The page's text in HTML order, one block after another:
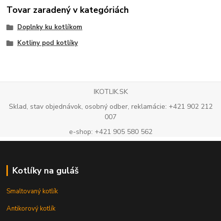
Tovar zaradený v kategóriách
Doplnky ku kotlíkom
Kotliny pod kotlíky
IKOTLIK.SK
Sklad, stav objednávok, osobný odber, reklamácie: +421 902 212
007
e-shop: +421 905 580 562
Kotlíky na guláš
Smaltovaný kotlík
Antikorový kotlík